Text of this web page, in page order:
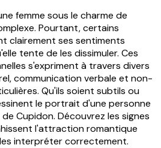
femme sous le charme de
Pourtant, certains
clairement ses sentiments
tente de les dissimuler. Ces
s'expriment à travers divers
communication verbale et non-
Qu'ils soient subtils ou
le portrait d'une personne
Cupidon. Découvrez les signes
l'attraction romantique
interpréter correctement.